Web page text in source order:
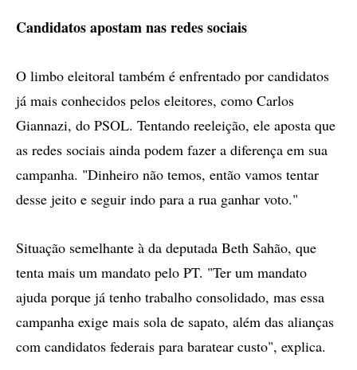
Candidatos apostam nas redes sociais
O limbo eleitoral também é enfrentado por candidatos
já mais conhecidos pelos eleitores, como Carlos
Giannazi, do PSOL. Tentando reeleição, ele aposta que
as redes sociais ainda podem fazer a diferença em sua
campanha. "Dinheiro não temos, então vamos tentar
desse jeito e seguir indo para a rua ganhar voto."
Situação semelhante à da deputada Beth Sahão, que
tenta mais um mandato pelo PT. "Ter um mandato
ajuda porque já tenho trabalho consolidado, mas essa
campanha exige mais sola de sapato, além das alianças
com candidatos federais para baratear custo", explica.